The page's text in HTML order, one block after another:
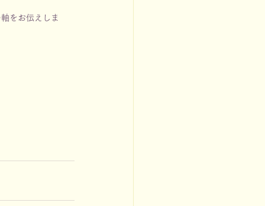
をお伝えしま